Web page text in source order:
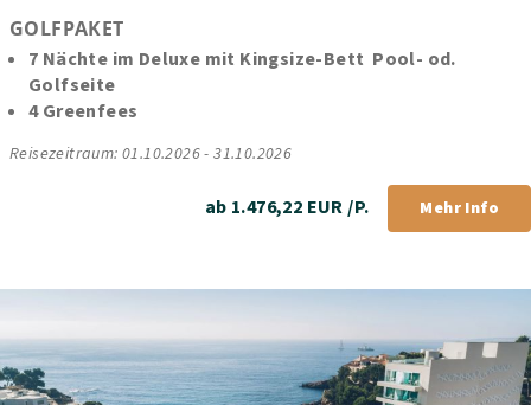
GOLFPAKET
7 Nächte im Deluxe mit Kingsize-Bett  Pool- od.
Golfseite
4 Greenfees
Reisezeitraum: 01.10.2026 - 31.10.2026
ab 1.476,22 EUR /P. Mehr Info